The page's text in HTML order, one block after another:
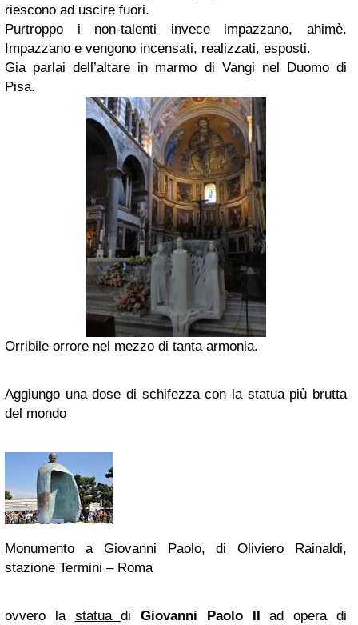
riescono ad uscire fuori.
Purtroppo i non-talenti invece impazzano, ahimè.
Impazzano e vengono incensati, realizzati, esposti.
Gia parlai dell’altare in marmo di Vangi nel Duomo di
Pisa.
Orribile orrore nel mezzo di tanta armonia.
Aggiungo una dose di schifezza con la statua più brutta
del mondo
Monumento a Giovanni Paolo, di Oliviero Rainaldi,
stazione Termini – Roma
ovvero la statuadiGiovanni Paolo II ad opera di